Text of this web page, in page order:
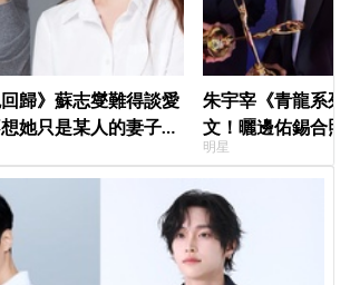
回歸》蘇志燮難得談愛
她只是某人的妻子」
重與愛
朱宇宰《青龍系
文！曬邊佑錫合
一起站上頒獎舞台
明星